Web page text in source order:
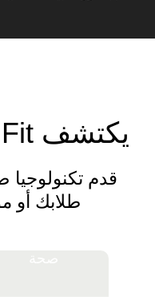
يكتشف CogniFit
قدم
طلابك أو